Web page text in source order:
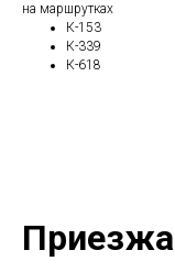
на маршрутках
К-153
К-339
К-618